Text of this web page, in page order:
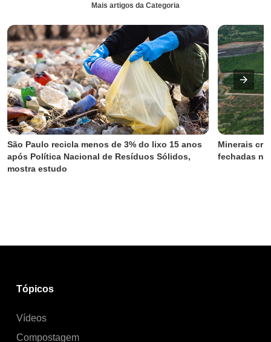
Mais artigos da Categoria
São Paulo recicla menos de 3% do lixo 15 anos
após Política Nacional de Resíduos Sólidos,
mostra estudo
Minerais
fechadas
Tópicos
Vídeos
Compostagem